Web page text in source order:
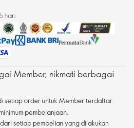
hari
Member, nikmati berbagai
setiap order untuk Member terdaftar.
pembelanjaan.
setiap pembelian yang dilakukan